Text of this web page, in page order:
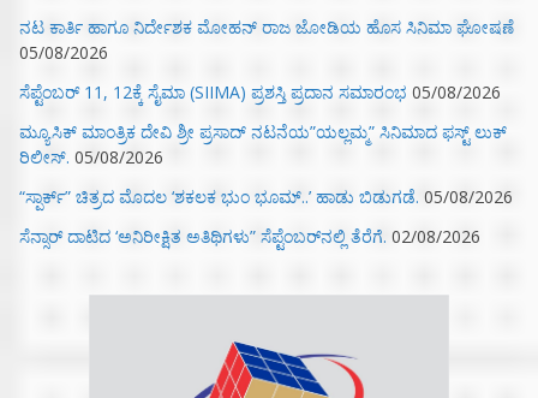
ನಟ ಕಾರ್ತಿ ಹಾಗೂ ನಿರ್ದೇಶಕ ಮೋಹನ್ ರಾಜ ಜೋಡಿಯ ಹೊಸ ಸಿನಿಮಾ ಘೋಷಣೆ
05/08/2026
ಸೆಪ್ಟೆಂಬರ್ 11, 12ಕ್ಕೆ ಸೈಮಾ (SIIMA) ಪ್ರಶಸ್ತಿ ಪ್ರದಾನ ಸಮಾರಂಭ 05/08/2026
ಮ್ಯೂಸಿಕ್‌ ಮಾಂತ್ರಿಕ ದೇವಿ ಶ್ರೀ ಪ್ರಸಾದ್ ನಟನೆಯ”ಯಲ್ಲಮ್ಮ” ಸಿನಿಮಾದ ಫಸ್ಟ್‌ ಲುಕ್‌
ರಿಲೀಸ್. 05/08/2026
“ಸ್ಪಾರ್ಕ್” ಚಿತ್ರದ ಮೊದಲ‌ ‘ಶಕಲಕ ಭುಂ‌ ಭೂಮ್..’ ಹಾಡು ಬಿಡುಗಡೆ. 05/08/2026
ಸೆನ್ಸಾರ್ ದಾಟಿದ ‘ಅನಿರೀಕ್ಷಿತ ಅತಿಥಿಗಳು” ಸೆಪ್ಟೆಂಬರ್‌ನಲ್ಲಿ ತೆರೆಗೆ. 02/08/2026